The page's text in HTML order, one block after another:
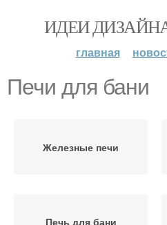
ИДЕИ
главная
Печи для бани
Железные печи
Печь для бани